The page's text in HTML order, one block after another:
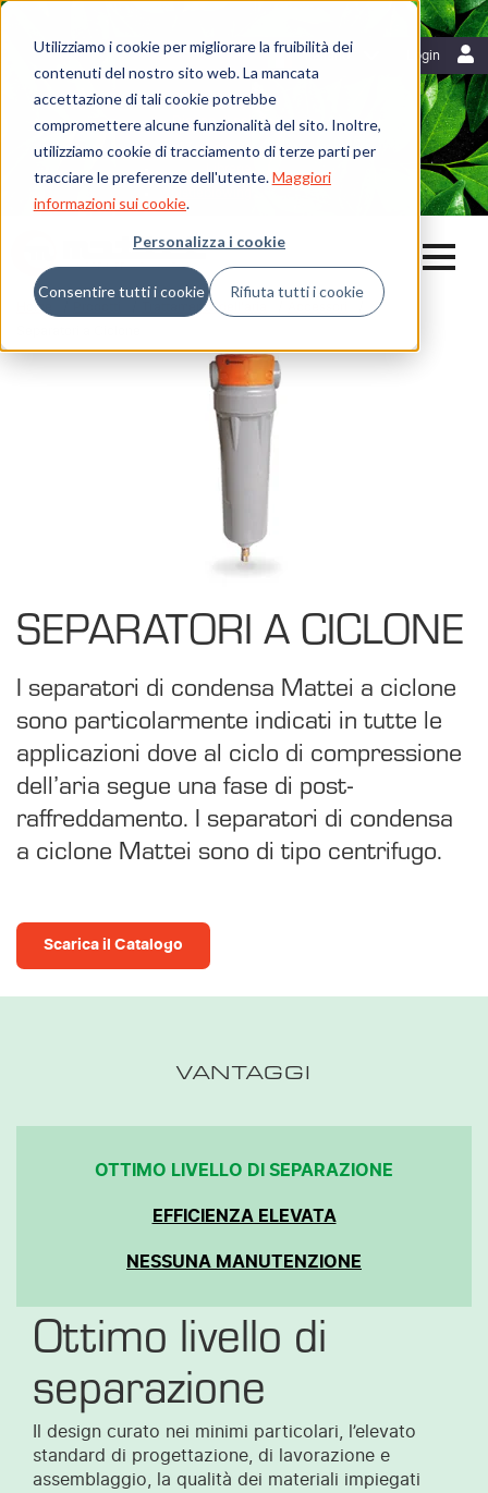
Utilizziamo i cookie per migliorare la fruibilità dei
contenuti del nostro sito web. La mancata
accettazione di tali cookie potrebbe
compromettere alcune funzionalità del sito. Inoltre,
utilizziamo cookie di tracciamento di terze parti per
tracciare le preferenze dell'utente.Maggiori
informazioni sui cookie.
Personalizza i cookie
Consentire tutti i cookie Rifiuta tutti i cookie
Login
Italiano
Risorse
Blog
Mattei News
Dicono di noi
Fiere ed eventi
Home Trattamento dell'aria
SEPARATORI A CICLONE
I separatori di condensa Mattei a ciclone
sono particolarmente indicati in tutte le
applicazioni dove al ciclo di compressione
dell’aria segue una fase di post-
raffreddamento. I separatori di condensa
a ciclone Mattei sono di tipo centrifugo.
Scarica il Catalogo
VANTAGGI
OTTIMO LIVELLO DI SEPARAZIONE
EFFICIENZA ELEVATA
NESSUNA MANUTENZIONE
Ottimo livello di
separazione
Il design curato nei minimi particolari, l’elevato
standard di progettazione, di lavorazione e
assemblaggio, la qualità dei materiali impiegati